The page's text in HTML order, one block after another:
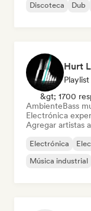
Discoteca
Dub
Hurt
&gt; 1700
AmbienteBass
Electrónica
Agregar artistas
Electrónica
Música industrial